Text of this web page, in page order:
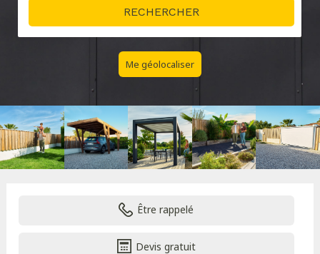
Me géolocaliser
Être rappelé
Devis gratuit